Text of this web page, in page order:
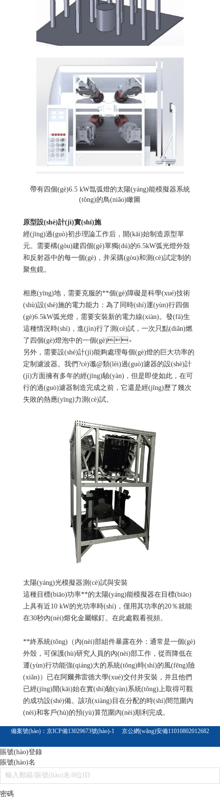
帶有四個(gè)6.5 kW氙弧燈的太陽(yáng)能模擬器系統
(tǒng)的鳥(niǎo)瞰圖
原型設(shè)計(jì)實(shí)施
經(jīng)過(guò)初步理論工作后，開(kāi)始制造原型單
元。需要構(gòu)建四個(gè)單獨(dú)的6.5kW弧光燈外殼
和反射器中的每一個(gè)，并采購(gòu)和測(cè)試定制的
聚焦鏡。
相應(yīng)地，需要克服的**個(gè)障礙是科學(xué)技術
(shù)設(shè)施的電力能力：為了同時(shí)運(yùn)行四個
(gè)6.5kW弧光燈，需要安裝新的電力線(xiàn)。發(fā)生
這種情況時(shí)，進(jìn)行了測(cè)試，一次只點(diǎn)燃
了四個(gè)燈泡中的一個(gè)。
另外，需要設(shè)計(jì)能夠處理每個(gè)燈的巨大功率的
定制濾波器。我們?cè)谶@類(lèi)過(guò)濾器的設(shè)計
(jì)方面擁有多年的經(jīng)驗(yàn)，但是即使如此，在可
行的過(guò)濾器制造完成之前，它還是經(jīng)歷了幾次
失敗的熱應(yīng)力測(cè)試。
太陽(yáng)光模擬器測(cè)試與安裝
這種目標(biāo)功率**的太陽(yáng)能模擬器在目標(biāo)
上具有近10 kW的光功率時(shí)，僅用其功率的20％就能
在30秒內(nèi)熔化金屬螺釘。在此處觀看視頻。
**終系統(tǒng)（內(nèi)部組件暴露在外：通常是一個(gè)
外殼，可保護(hù)研究人員的內(nèi)部工作，從而降低在
運(yùn)行功能強(qiáng)大的系統(tǒng)時(shí)的風(fēng)險
(xiǎn)）已在阿爾弗雷德大學(xué)交付并安裝，并且他們
已經(jīng)開(kāi)始在實(shí)驗(yàn)系統(tǒng)上取得可觀
的成功設(shè)備。該項(xiàng)目在分配的時(shí)間范圍內
(nèi)和客戶(hù)的預(yù)算范圍內(nèi)順利完成。
備案號(hào)： 京ICP備13029673號(hào)-1 京公網(wǎng)安備11010802012682
賬號(hào)登錄
賬號(hào)名
密碼